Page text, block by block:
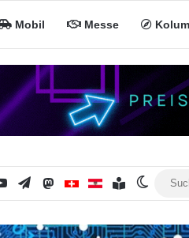
Mobil Messe
YouTubeTelegramMastodonMiNa CHMiNa AT Skin